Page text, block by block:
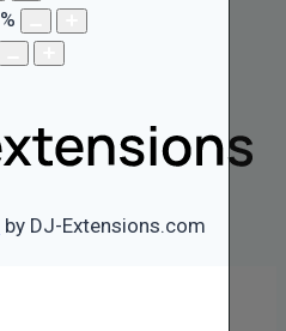
%
by DJ-Extensions.com